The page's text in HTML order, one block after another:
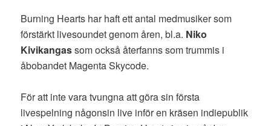
Burning Hearts har haft ett antal medmusiker som
förstärkt livesoundet genom åren, bl.a. Niko
Kivikangassom också återfanns som trummis i
åbobandet Magenta Skycode.
För att inte vara tvungna att göra sin första
livespelning någonsin live inför en kräsen indiepublik